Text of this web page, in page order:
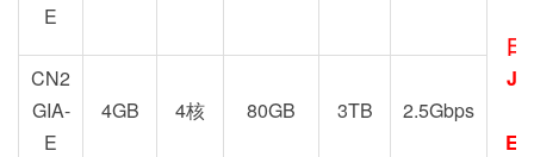
日
E
CN2
GIA-
E
4GB 4核 80GB 3TB 2.5Gbps